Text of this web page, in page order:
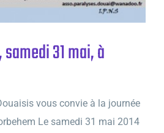
31 mai, à
vous convie à la journée
Le samedi 31 mai 2014